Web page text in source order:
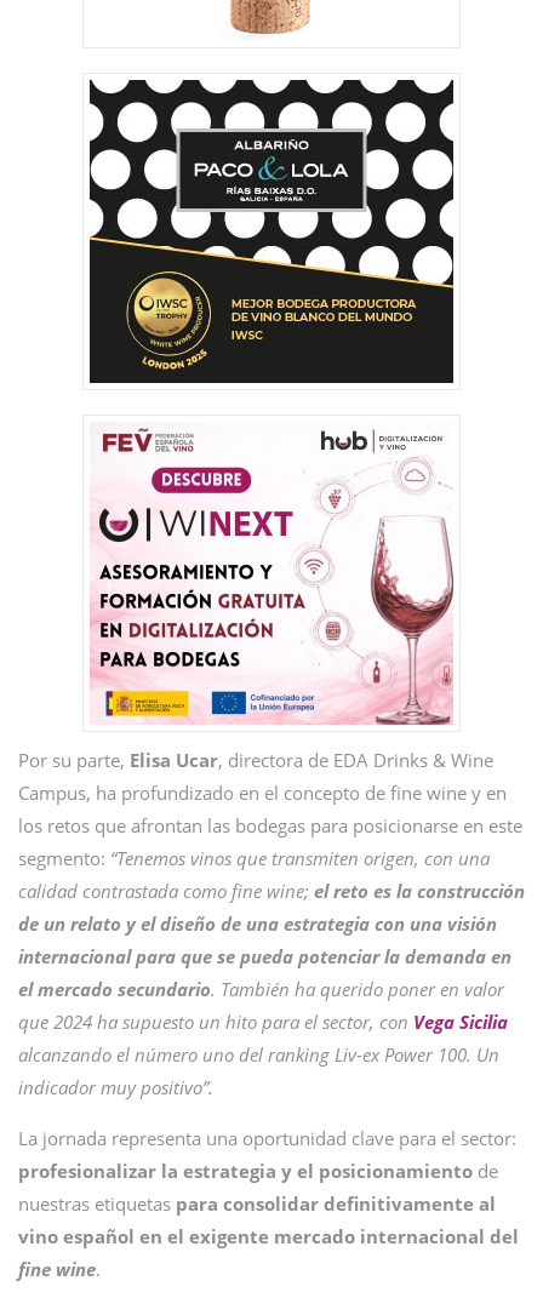
Por su parte, Elisa Ucar, directora de EDA Drinks & Wine
Campus, ha profundizado en el concepto de fine wine y en
los retos que afrontan las bodegas para posicionarse en este
segmento: “Tenemos vinos que transmiten origen, con una
calidad contrastada como fine wine; el reto es la construcción
de un relato y el diseño de una estrategia con una visión
internacional para que se pueda potenciar la demanda en
el mercado secundario. También ha querido poner en valor
que 2024 ha supuesto un hito para el sector, con Vega Sicilia
alcanzando el número uno del ranking Liv-ex Power 100. Un
indicador muy positivo”.
La jornada representa una oportunidad clave para el sector:
profesionalizar la estrategia y el posicionamiento de
nuestras etiquetas para consolidar definitivamente al
vino español en el exigente mercado internacional del
fine wine.